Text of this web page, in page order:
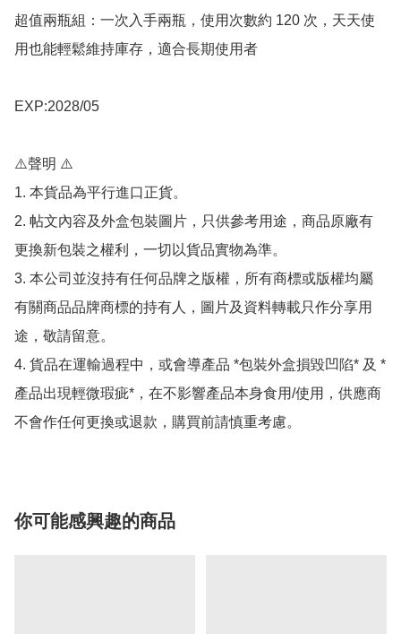
超值兩瓶組：一次入手兩瓶，使用次數約 120 次，天天使
用也能輕鬆維持庫存，適合長期使用者
EXP:2028/05
⚠️聲明 ⚠️
1. 本貨品為平行進口正貨。
2. 帖文內容及外盒包裝圖片，只供參考用途，商品原廠有
更換新包裝之權利，一切以貨品實物為準。
3. 本公司並沒持有任何品牌之版權，所有商標或版權均屬
有關商品品牌商標的持有人，圖片及資料轉載只作分享用
途，敬請留意。
4. 貨品在運輸過程中，或會導產品 *包裝外盒損毀凹陷* 及 *
產品出現輕微瑕疵*，在不影響產品本身食用/使用，供應商
不會作任何更換或退款，購買前請慎重考慮。
你可能感興趣的商品